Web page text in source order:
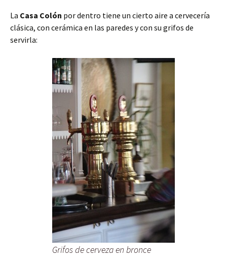
La Casa Colón por dentro tiene un cierto aire a cervecería
clásica, con cerámica en las paredes y con su grifos de
servirla:
Grifos de cerveza en bronce